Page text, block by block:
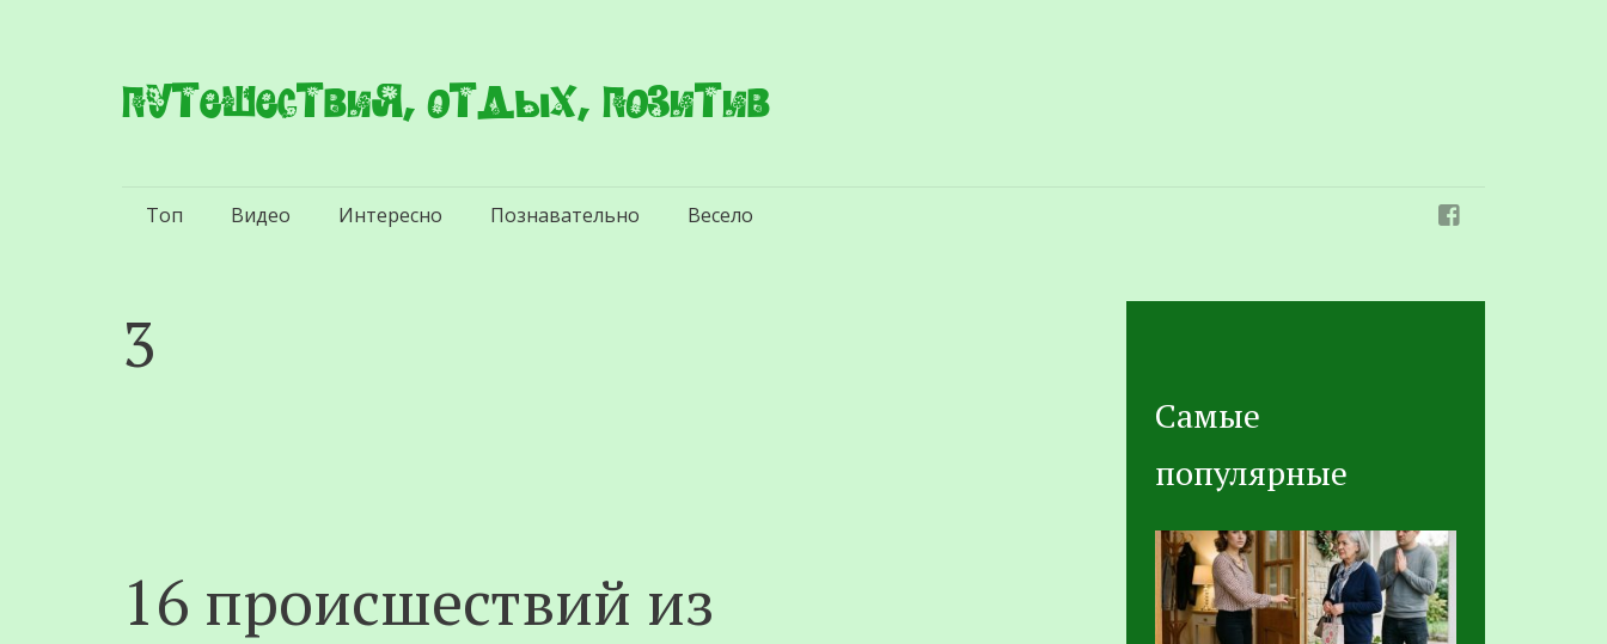
Путешествия, отдых, позитив
Перейти
Топ Видео Интересно Познавательно Весело
3
16 происшествий из
Самые
популярные